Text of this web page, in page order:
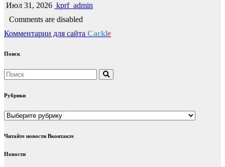
Июл 31, 2026 kprf_admin
Comments are disabled
Комментарии для сайта Cackle
Поиск
Рубрики
Рубрики
Читайте новости Вконтакте
Новости